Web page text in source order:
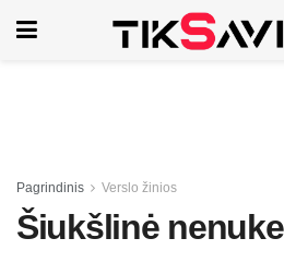
Pagrindinis Verslo žinios
Šiukšlinė